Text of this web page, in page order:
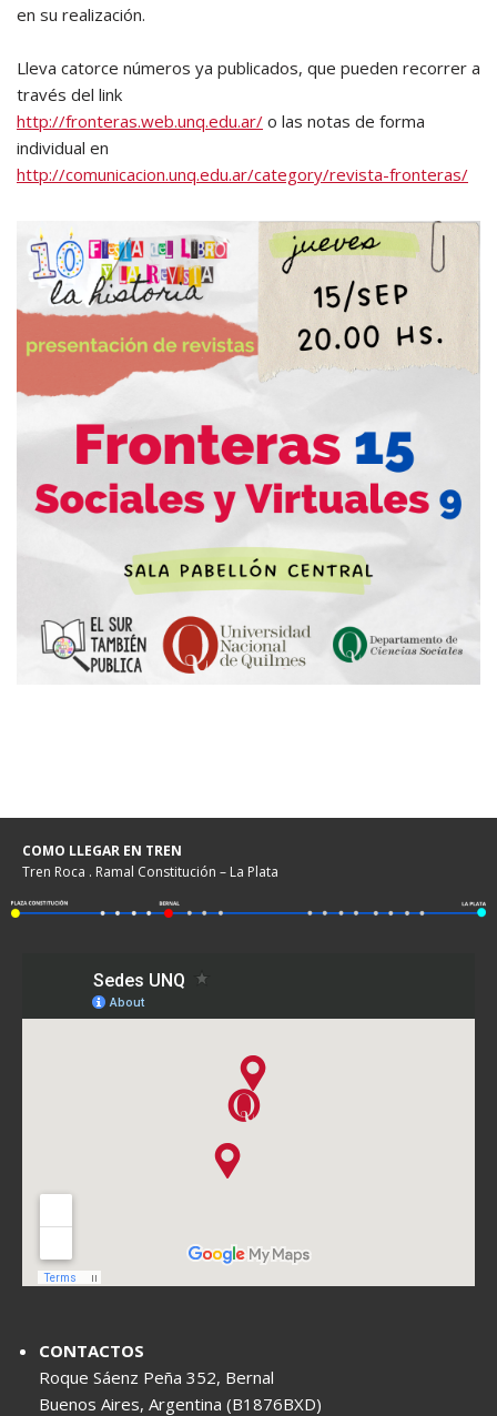
en su realización.
Lleva catorce números ya publicados, que pueden recorrer a
través del link
http://fronteras.web.unq.edu.ar/ o las notas de forma
individual en
http://comunicacion.unq.edu.ar/category/revista-fronteras/
COMO LLEGAR EN TREN
Tren Roca . Ramal Constitución – La Plata
CONTACTOS
Roque Sáenz Peña 352, Bernal
Buenos Aires, Argentina (B1876BXD)